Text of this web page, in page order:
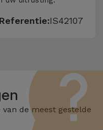
Referentie:IS42107
de meest gestelde